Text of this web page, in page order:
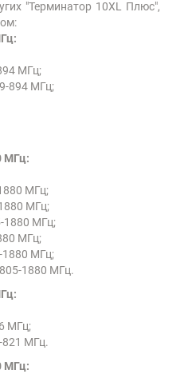
"Терминатор 10XL Плюс",
МГц;
894 МГц;
МГц:
МГц;
МГц;
1880 МГц;
МГц;
1880 МГц;
1880 МГц.
МГц;
821 МГц.
МГц: